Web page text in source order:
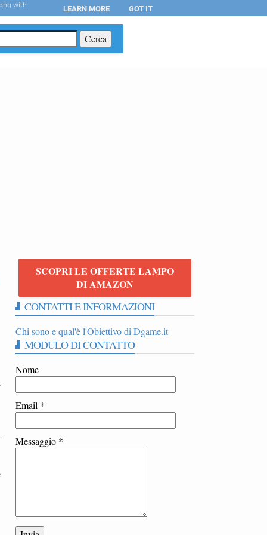
SCOPRI LE OFFERTE LAMPO
DI AMAZON
CONTATTI E INFORMAZIONI
Chi sono e qual'è l'Obiettivo di Dgame.it
MODULO DI CONTATTO
Nome
Email *
Messaggio *
with LEARN MORE GOT IT